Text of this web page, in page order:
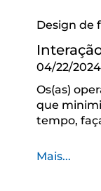
Design de
04/22/2024
Os(as)
que
tempo,
Mais...